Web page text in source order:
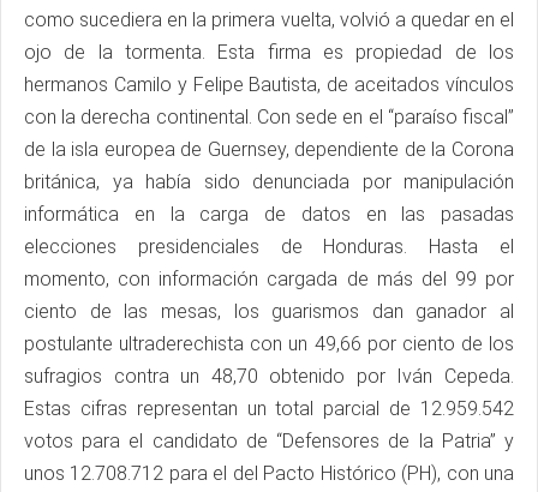
como sucediera en la primera vuelta, volvió a quedar en el
ojo de la tormenta. Esta firma es propiedad de los
hermanos Camilo y Felipe Bautista, de aceitados vínculos
con la derecha continental. Con sede en el “paraíso fiscal”
de la isla europea de Guernsey, dependiente de la Corona
británica, ya había sido denunciada por manipulación
informática en la carga de datos en las pasadas
elecciones presidenciales de Honduras. Hasta el
momento, con información cargada de más del 99 por
ciento de las mesas, los guarismos dan ganador al
postulante ultraderechista con un 49,66 por ciento de los
sufragios contra un 48,70 obtenido por Iván Cepeda.
Estas cifras representan un total parcial de 12.959.542
votos para el candidato de “Defensores de la Patria” y
unos 12.708.712 para el del Pacto Histórico (PH), con una